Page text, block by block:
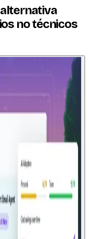
no técnicos